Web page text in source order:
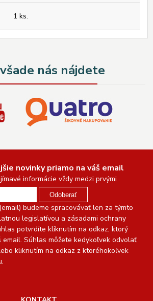
1 ks.
nás nájdete
novinky priamo na váš email
informácie vždy medzi prvými
Odoberať
budeme spracovávať len za týmto
legislatívou a zásadami ochrany
potvrdíte kliknutím na odkaz, ktorý
email. Súhlas môžete kedykoľvek odvolať
kliknutím na odkaz z ktoréhokoľvek